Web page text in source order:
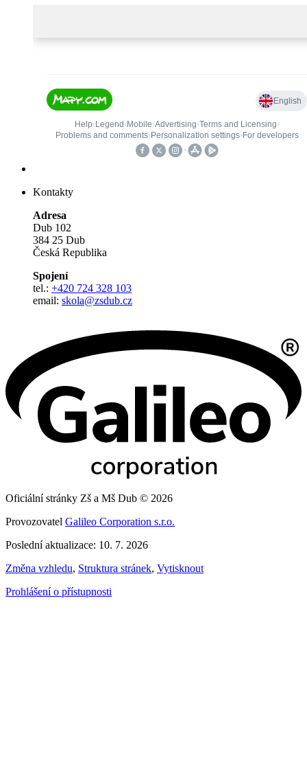
Kontakty
Adresa
Dub 102
384 25 Dub
Česká Republika
Spojení
tel.: +420 724 328 103
email: skola@zsdub.cz
Oficiální stránky Zš a Mš Dub © 2026
Provozovatel Galileo Corporation s.r.o.
Poslední aktualizace: 10. 7. 2026
Změna vzhledu, Struktura stránek, Vytisknout
Prohlášení o přístupnosti